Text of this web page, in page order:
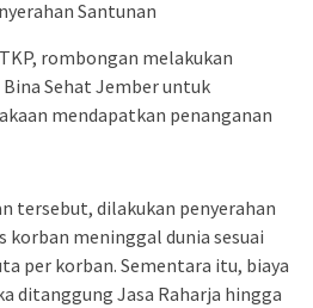
Santunan
rombongan melakukan
Sehat Jember untuk
mendapatkan penanganan
tersebut, dilakukan penyerahan
korban meninggal dunia sesuai
per korban. Sementara itu, biaya
ditanggung Jasa Raharja hingga